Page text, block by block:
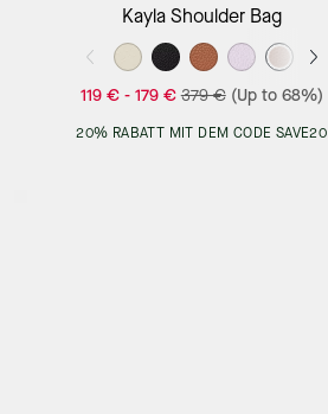
Add to Bag
Kayla Shoulder Bag
119 €- 179 € 379 € (Up to 68%)
20% RABATT MIT DEM CODE SAVE20